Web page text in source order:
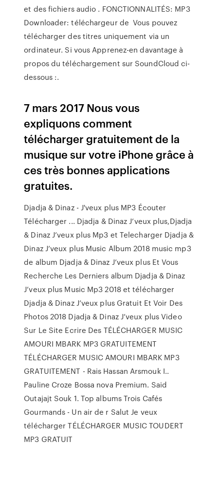
et des fichiers audio . FONCTIONNALITÉS: MP3
Downloader: téléchargeur de Vous pouvez
télécharger des titres uniquement via un
ordinateur. Si vous Apprenez-en davantage à
propos du téléchargement sur SoundCloud ci-
dessous :.
7 mars 2017 Nous vous
expliquons comment
télécharger gratuitement de la
musique sur votre iPhone grâce à
ces très bonnes applications
gratuites.
Djadja & Dinaz - J'veux plus MP3 Écouter
Télécharger ... Djadja & Dinaz J’veux plus,Djadja
& Dinaz J’veux plus Mp3 et Telecharger Djadja &
Dinaz J’veux plus Music Album 2018 music mp3
de album Djadja & Dinaz J’veux plus Et Vous
Recherche Les Derniers album Djadja & Dinaz
J’veux plus Music Mp3 2018 et télécharger
Djadja & Dinaz J’veux plus Gratuit Et Voir Des
Photos 2018 Djadja & Dinaz J’veux plus Video
Sur Le Site Ecrire Des TÉLÉCHARGER MUSIC
AMOURI MBARK MP3 GRATUITEMENT
TÉLÉCHARGER MUSIC AMOURI MBARK MP3
GRATUITEMENT - Rais Hassan Arsmouk I..
Pauline Croze Bossa nova Premium. Said
Outajajt Souk 1. Top albums Trois Cafés
Gourmands - Un air de r Salut Je veux
télécharger TÉLÉCHARGER MUSIC TOUDERT
MP3 GRATUIT